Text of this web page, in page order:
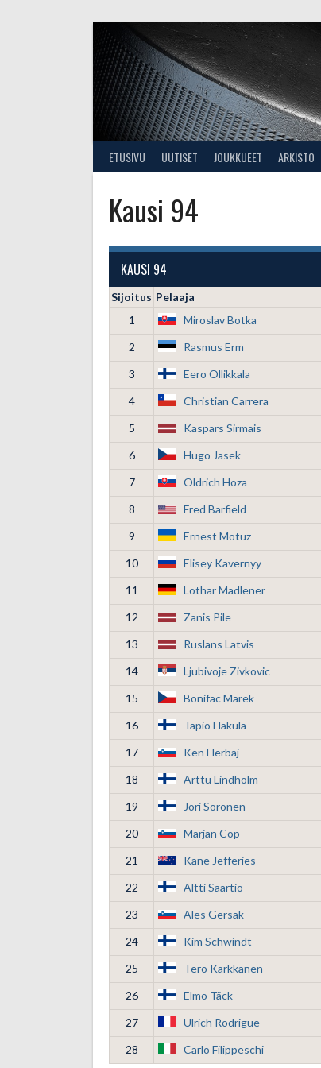
ETUSIVU UUTISET JOUKKUEET ARKISTO
Kausi 94
KAUSI 94
Sijoitus Pelaaja
1
Miroslav Botka
2
Rasmus Erm
3
Eero Ollikkala
4
Christian Carrera
5
Kaspars Sirmais
6
Hugo Jasek
7
Oldrich Hoza
8
Fred Barfield
9
Ernest Motuz
10
Elisey Kavernyy
11
Lothar Madlener
12
Zanis Pile
13
Ruslans Latvis
14
Ljubivoje Zivkovic
15
Bonifac Marek
16
Tapio Hakula
17
Ken Herbaj
18
Arttu Lindholm
19
Jori Soronen
20
Marjan Cop
21
Kane Jefferies
22
Altti Saartio
23
Ales Gersak
24
Kim Schwindt
25
Tero Kärkkänen
26
Elmo Täck
27
Ulrich Rodrigue
28
Carlo Filippeschi